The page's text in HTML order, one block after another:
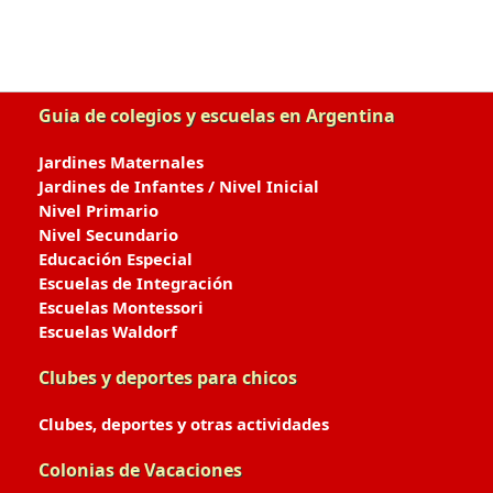
Guia de colegios y escuelas en Argentina
Jardines Maternales
Jardines de Infantes / Nivel Inicial
Nivel Primario
Nivel Secundario
Educación Especial
Escuelas de Integración
Escuelas Montessori
Escuelas Waldorf
Clubes y deportes para chicos
Clubes, deportes y otras actividades
Colonias de Vacaciones